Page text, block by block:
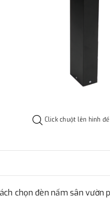
Click chuột lên hình
chọn đèn nấm sân